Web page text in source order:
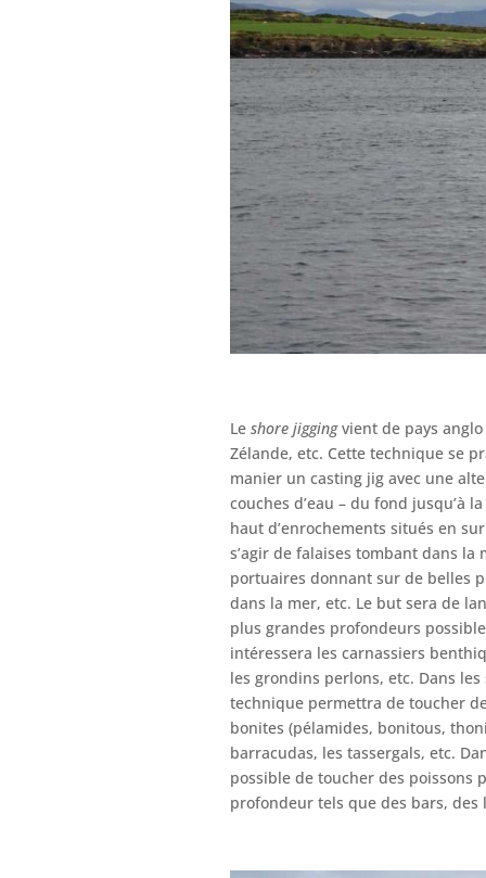
Le shore jiggingvient de pays anglo
Zélande, etc. Cette technique se
manier un casting jig avec une
couches d’eau – du fond jusqu’à
haut d’enrochements situés en
s’agir de falaises tombant dans la
portuaires donnant sur de belles
dans la mer, etc. Le but sera de
plus grandes profondeurs
intéressera les carnassiers
les grondins perlons, etc. Dans
technique permettra de toucher
bonites (pélamides, bonitous,
barracudas, les tassergals, etc.
possible de toucher des poissons
profondeur tels que des bars, des